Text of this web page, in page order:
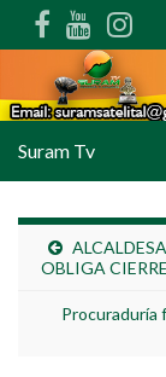
Suram Tv
OBLIGA
Procuraduría